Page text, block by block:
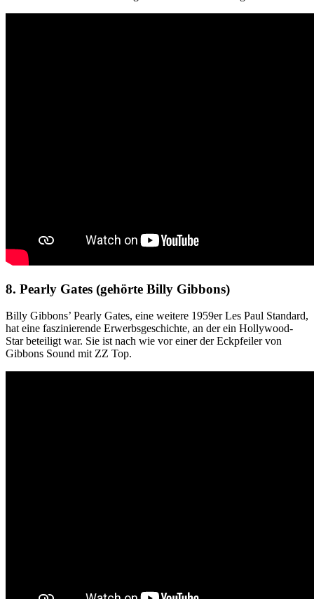
8. Pearly Gates (gehörte Billy Gibbons)
Billy Gibbons’ Pearly Gates, eine weitere 1959er Les Paul Standard,
hat eine faszinierende Erwerbsgeschichte, an der ein Hollywood-
Star beteiligt war. Sie ist nach wie vor einer der Eckpfeiler von
Gibbons Sound mit ZZ Top.